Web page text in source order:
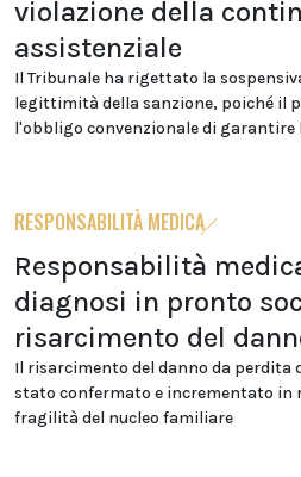
violazione della
assistenziale
Il Tribunale ha rigettato la
legittimità della sanzione, poiché il
l'obbligo convenzionale di
RESPONSABILITÀ MEDICA
Responsabilità
diagnosi in pronto
risarcimento del
Il risarcimento del danno da perdita
stato confermato e incrementato in
fragilità del nucleo familiare